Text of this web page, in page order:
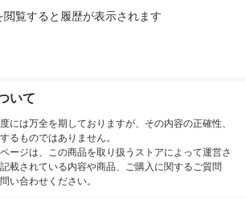
閲覧すると履歴が表示されます
いて
には万全を期しておりますが、その内容の正確性、
るものではありません。
ージは、この商品を取り扱うストアによって運営さ
載されている内容や商品、ご購入に関するご質問
い合わせください。